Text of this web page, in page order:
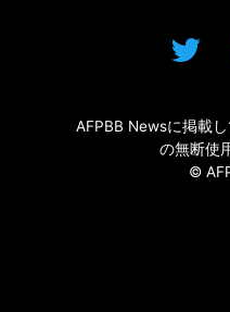
AFPBB Newsに掲載
の無断使
©